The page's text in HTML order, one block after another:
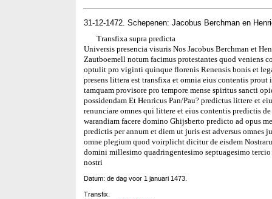
31-12-1472. Schepenen: Jacobus Berchman en
Transfixa supra predicta
Universis presencia visuris Nos Jacobus Berchman et
Zautboemell notum facimus protestantes quod veniens
optulit pro viginti quinque florenis Renensis bonis et
presens littera est transfixa et omnia eius contentis
tamquam provisore pro tempore mense spiritus sancti
possidendam Et Henricus Pan/Pau? predictus littere et
renunciare omnes qui littere et eius contentis predictis
warandiam facere domino Ghijsberto predicto ad opus
predictis per annum et diem ut juris est adversus omnes
omne plegium quod voirplicht dicitur de eisdem
domini millesimo quadringentesimo septuagesimo
nostri
Datum: de dag voor 1 januari 1473.
Transfix.